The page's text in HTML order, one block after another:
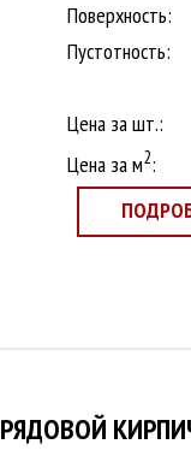
Поверхность:
Пустотность:
Цена за шт.:
Цена за м2:
РЯДОВОЙ